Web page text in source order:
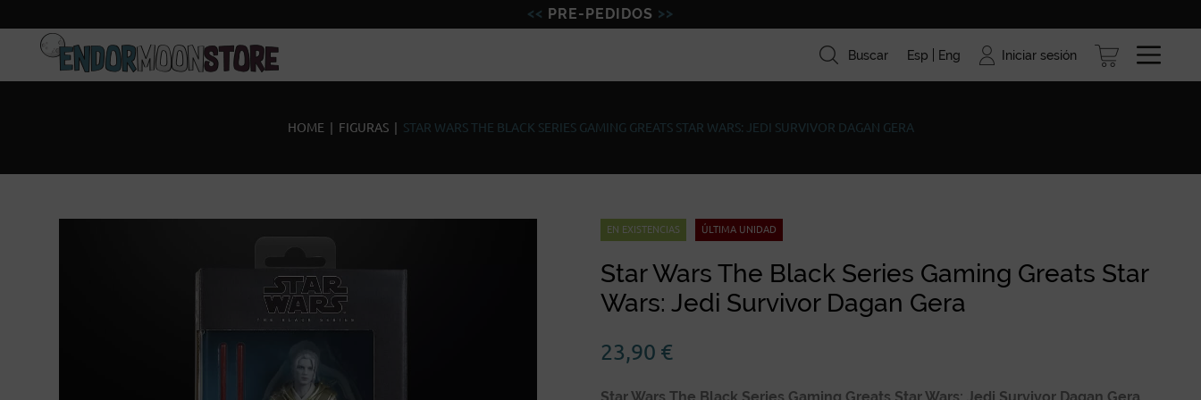
PRE-PEDIDOS
Inicio Pre-pedidos Figuras Miniaturas Modelismo Marcas Blog
Buscar Esp Eng Iniciar sesión
HOME FIGURAS| STAR WARS THE BLACK SERIES GAMING GREATS STAR WARS: JEDI SURVIVOR DAGAN GERA
EN EXISTENCIAS ÚLTIMA UNIDAD
Star Wars The Black Series Gaming Greats Star
Wars: Jedi Survivor Dagan Gera
23,90 €